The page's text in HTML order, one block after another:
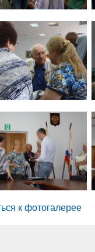
к фотогалерее